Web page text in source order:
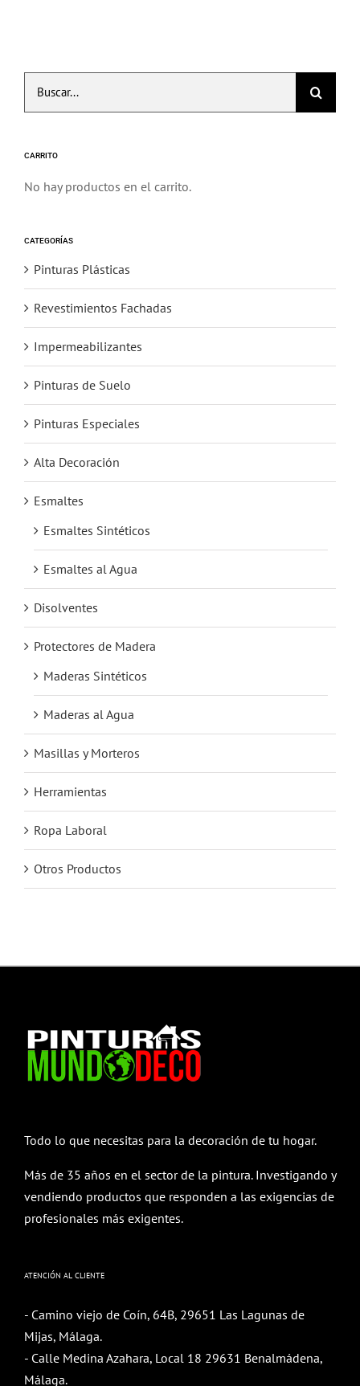
se
la
CARRITO
No hay productos en el carrito.
CATEGORÍAS
Pinturas Plásticas
Revestimientos Fachadas
Impermeabilizantes
Pinturas de Suelo
Pinturas Especiales
Alta Decoración
Esmaltes
Esmaltes Sintéticos
Esmaltes al Agua
Disolventes
Protectores de Madera
Maderas Sintéticos
Maderas al Agua
Masillas y Morteros
Herramientas
Ropa Laboral
Otros Productos
Todo lo que necesitas para la decoración de tu hogar.
Más de 35 años en el sector de la pintura. Investigando y
vendiendo productos que responden a las exigencias de
profesionales más exigentes.
ATENCIÓN AL CLIENTE
- Camino viejo de Coín, 64B, 29651 Las Lagunas de
Mijas, Málaga.
- Calle Medina Azahara, Local 18 29631 Benalmádena,
Málaga.